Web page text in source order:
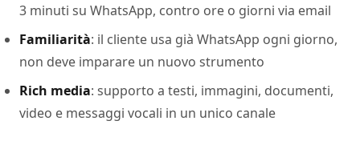
3 minuti su WhatsApp, contro ore o giorni via email
Familiarità: il cliente usa già WhatsApp ogni giorno,
non deve imparare un nuovo strumento
Rich media: supporto a testi, immagini, documenti,
video e messaggi vocali in un unico canale